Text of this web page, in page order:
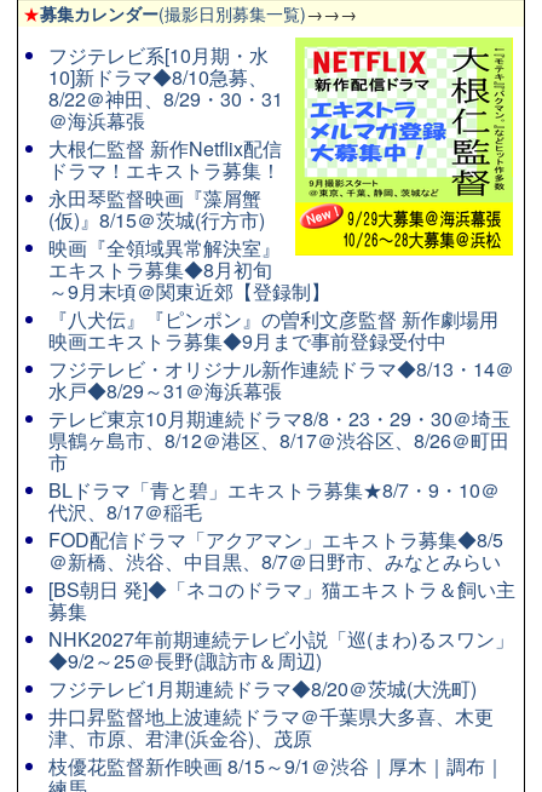
★募集カレンダー(撮影日別募集一覧)→→→
フジテレビ系[10月期・水
10]新ドラマ◆8/10急募、
8/22＠神田、8/29・30・31
＠海浜幕張
大根仁監督 新作Netflix配信
ドラマ！エキストラ募集！
永田琴監督映画『藻屑蟹
(仮)』8/15＠茨城(行方市)
映画『全領域異常解決室』
エキストラ募集◆8月初旬
～9月末頃＠関東近郊【登録制】
『八犬伝』『ピンポン』の曽利文彦監督 新作劇場用
映画エキストラ募集◆9月まで事前登録受付中
フジテレビ・オリジナル新作連続ドラマ◆8/13・14＠
水戸◆8/29～31＠海浜幕張
テレビ東京10月期連続ドラマ8/8・23・29・30＠埼玉
県鶴ヶ島市、8/12＠港区、8/17＠渋谷区、8/26＠町田
市
BLドラマ「青と碧」エキストラ募集★8/7・9・10＠
代沢、8/17＠稲毛
FOD配信ドラマ「アクアマン」エキストラ募集◆8/5
＠新橋、渋谷、中目黒、8/7＠日野市、みなとみらい
[BS朝日 発]◆「ネコのドラマ」猫エキストラ＆飼い主
募集
NHK2027年前期連続テレビ小説「巡(まわ)るスワン」
◆9/2～25＠長野(諏訪市＆周辺)
フジテレビ1月期連続ドラマ◆8/20＠茨城(大洗町)
井口昇監督地上波連続ドラマ＠千葉県大多喜、木更
津、市原、君津(浜金谷)、茂原
枝優花監督新作映画 8/15～9/1＠渋谷｜厚木｜調布｜